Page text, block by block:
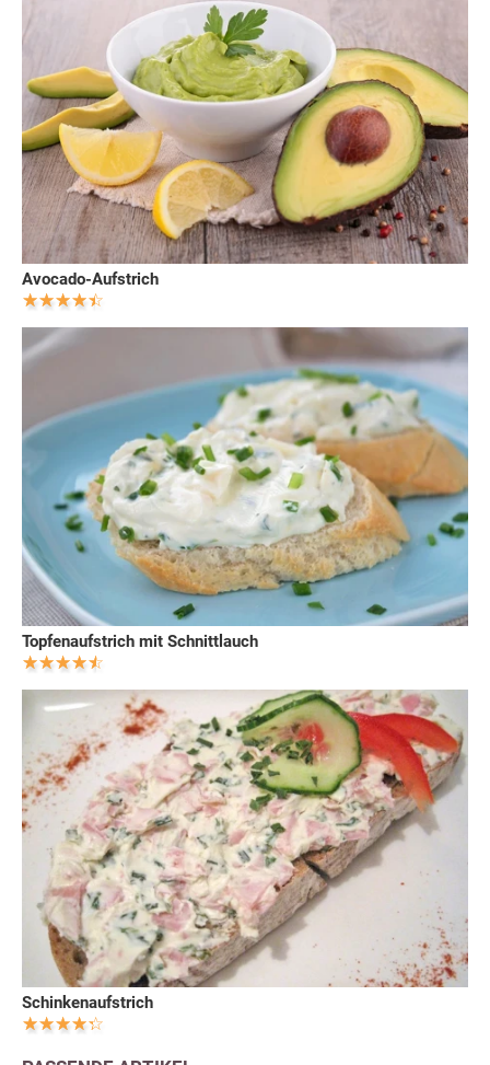
Avocado-Aufstrich
Topfenaufstrich mit Schnittlauch
Schinkenaufstrich